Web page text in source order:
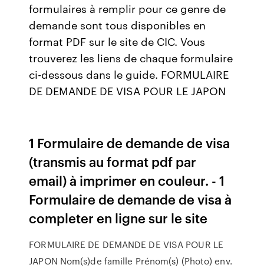
formulaires à remplir pour ce genre de
demande sont tous disponibles en
format PDF sur le site de CIC. Vous
trouverez les liens de chaque formulaire
ci-dessous dans le guide. FORMULAIRE
DE DEMANDE DE VISA POUR LE JAPON
1 Formulaire de demande de visa
(transmis au format pdf par
email) à imprimer en couleur. - 1
Formulaire de demande de visa à
completer en ligne sur le site
FORMULAIRE DE DEMANDE DE VISA POUR LE
JAPON Nom(s)de famille Prénom(s) (Photo) env.